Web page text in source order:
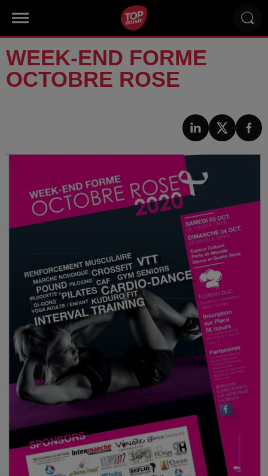
WEEK-END FORME
OCTOBRE ROSE